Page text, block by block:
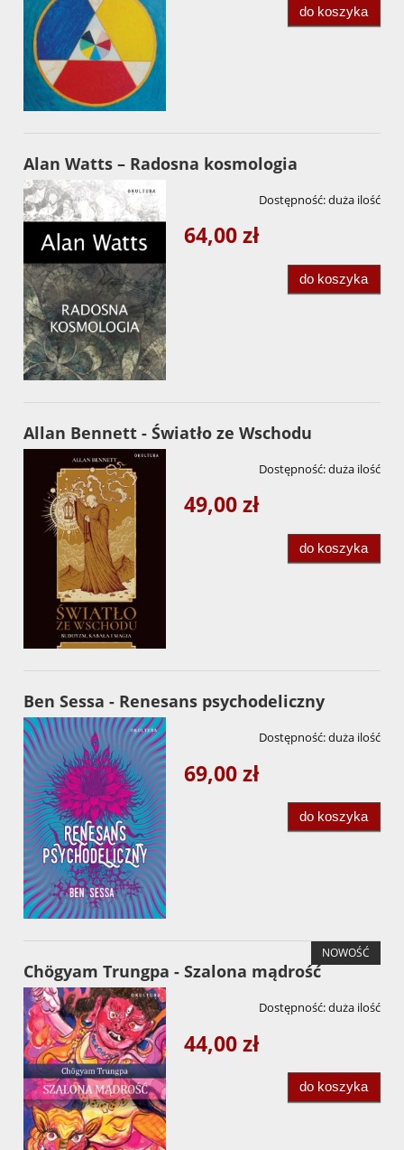
do koszyka
Alan Watts – Radosna kosmologia
Dostępność:duża ilość
64,00 zł
do koszyka
Allan Bennett - Światło ze Wschodu
Dostępność:duża ilość
49,00 zł
do koszyka
Ben Sessa - Renesans psychodeliczny
Dostępność:duża ilość
69,00 zł
do koszyka
Chögyam Trungpa - Szalona mądrość
Dostępność:duża ilość
44,00 zł
do koszyka
NOWOŚĆ